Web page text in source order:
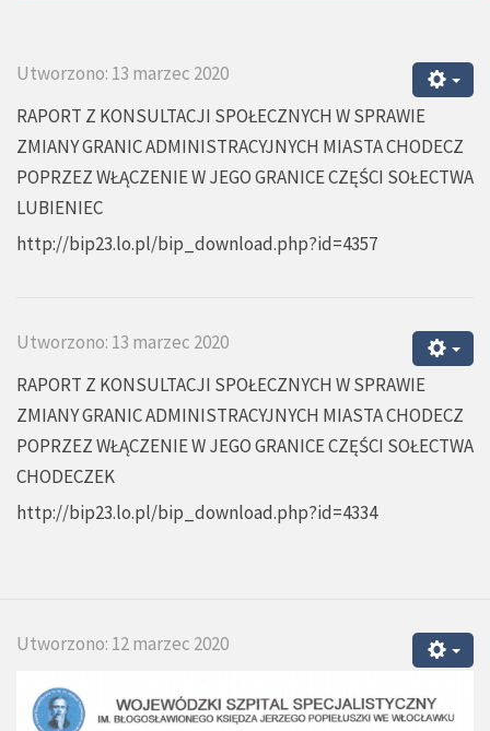
Utworzono: 13 marzec 2020
RAPORT Z KONSULTACJI SPOŁECZNYCH W SPRAWIE
ZMIANY GRANIC ADMINISTRACYJNYCH MIASTA CHODECZ
POPRZEZ WŁĄCZENIE W JEGO GRANICE CZĘŚCI SOŁECTWA
LUBIENIEC
http://bip23.lo.pl/bip_download.php?id=4357
Utworzono: 13 marzec 2020
RAPORT Z KONSULTACJI SPOŁECZNYCH W SPRAWIE
ZMIANY GRANIC ADMINISTRACYJNYCH MIASTA CHODECZ
POPRZEZ WŁĄCZENIE W JEGO GRANICE CZĘŚCI SOŁECTWA
CHODECZEK
http://bip23.lo.pl/bip_download.php?id=4334
Utworzono: 12 marzec 2020